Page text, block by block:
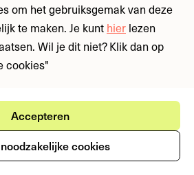
om het gebruiksgemak van deze
te maken. Je kunt hier lezen
Wil je dit niet? Klik dan op
cookies"
Accepteren
cookies